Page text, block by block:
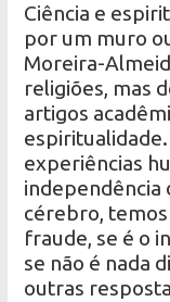
Ciência e
por um muro
Moreira-
religiões, mas
artigos
experiências
independência
cérebro,
fraude, se é o
se não é nada
outras